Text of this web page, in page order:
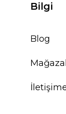
Bilgi
Blog